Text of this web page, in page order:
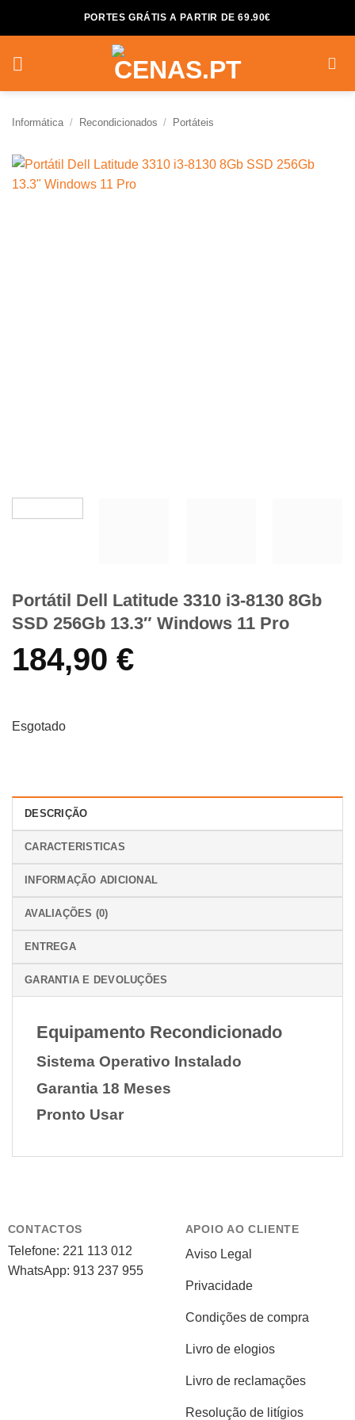
PORTES GRÁTIS A PARTIR DE 69.90€
Informática / Recondicionados / Portáteis
Portátil Dell Latitude 3310 i3-8130 8Gb
SSD 256Gb 13.3″ Windows 11 Pro
184,90 €
Esgotado
DESCRIÇÃO
CARACTERISTICAS
INFORMAÇÃO ADICIONAL
AVALIAÇÕES (0)
ENTREGA
GARANTIA E DEVOLUÇÕES
Equipamento Recondicionado
Sistema Operativo Instalado
Garantia 18 Meses
Pronto Usar
CONTACTOS
Telefone: 221 113 012
WhatsApp: 913 237 955
APOIO AO CLIENTE
Aviso Legal
Privacidade
Condições de compra
Livro de elogios
Livro de reclamações
Resolução de litígios